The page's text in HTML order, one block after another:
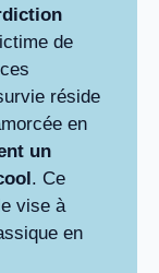
de
réside
en
un
. Ce
vise à
en